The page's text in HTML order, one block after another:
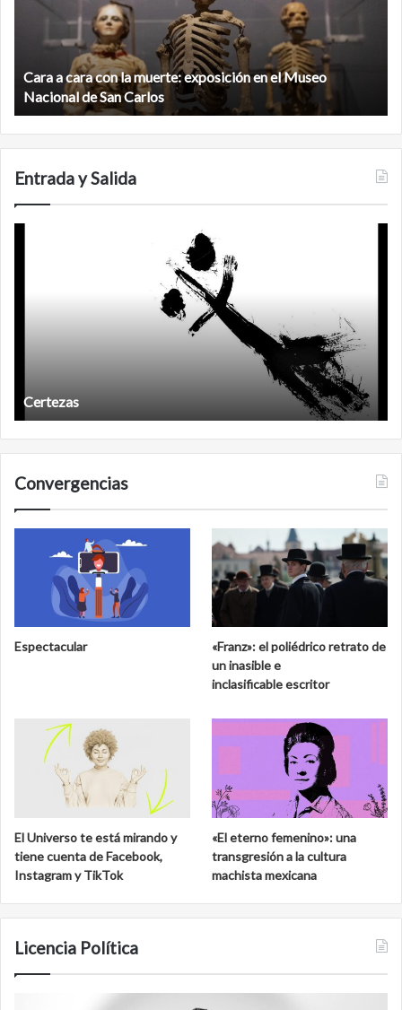
muerte:
exposición
el
Museo
Nacional
de
San
Carlos
Cara a cara con la muerte: exposición en el Museo
Nacional de San Carlos
Entrada y Salida
Certezas
Convergencias
Espectacular
«Franz»: el poliédrico retrato de
un inasible e
inclasificable escritor
El Universo te está mirando y
tiene cuenta de Facebook,
Instagram y TikTok
«El eterno femenino»: una
transgresión a la cultura
machista mexicana
Licencia Política